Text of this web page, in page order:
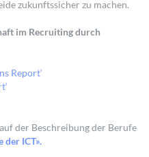
zukunftssicher zu machen.
im Recruiting durch
Report‘
der Beschreibung der Berufe
der ICT».